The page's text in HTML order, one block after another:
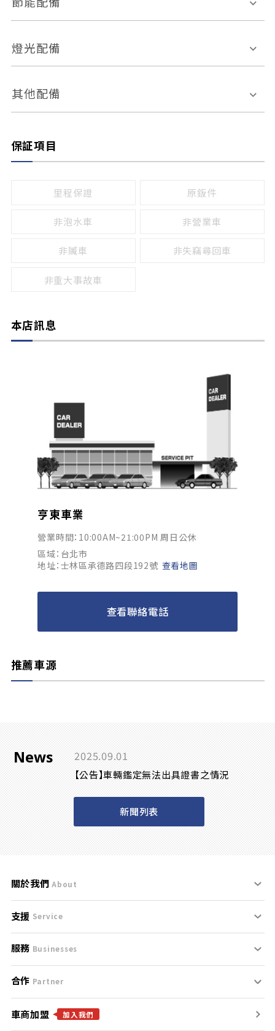
自動停車系統 盲點偵測系統
倒車雷達
無
有
引擎啟閉系統
燈光配備
感應頭燈
頭燈光源
其他配備
保証項目
里程保證 原鈑件
非泡水車 非營業車
非贓車 非失竊尋回車
非重大事故車
本店訊息
亨東車業
營業時間：10:00AM~21:00PM 周日公休
區域：台北市
地址：士林區承德路四段192號 查看地圖
查看聯絡電話
推薦車源
News 2025.09.01
【公告】車輛鑑定無法出具證書之情況
新聞列表
關於我們 About
刊登規範
服務條款
免責聲明
隱私權政策
支援 Service
支援中心
聯絡我們
服務 Businesses
什麼是Goo鑑定？
找好車
合作 Partner
合作夥伴
車商加盟 加入我們